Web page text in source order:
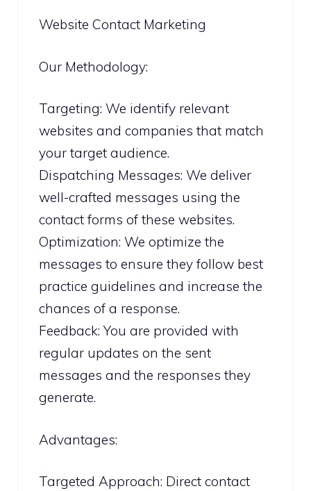
Website Contact Marketing
Our Methodology:
Targeting: We identify relevant
websites and companies that match
your target audience.
Dispatching Messages: We deliver
well-crafted messages using the
contact forms of these websites.
Optimization: We optimize the
messages to ensure they follow best
practice guidelines and increase the
chances of a response.
Feedback: You are provided with
regular updates on the sent
messages and the responses they
generate.
Advantages:
Targeted Approach: Direct contact